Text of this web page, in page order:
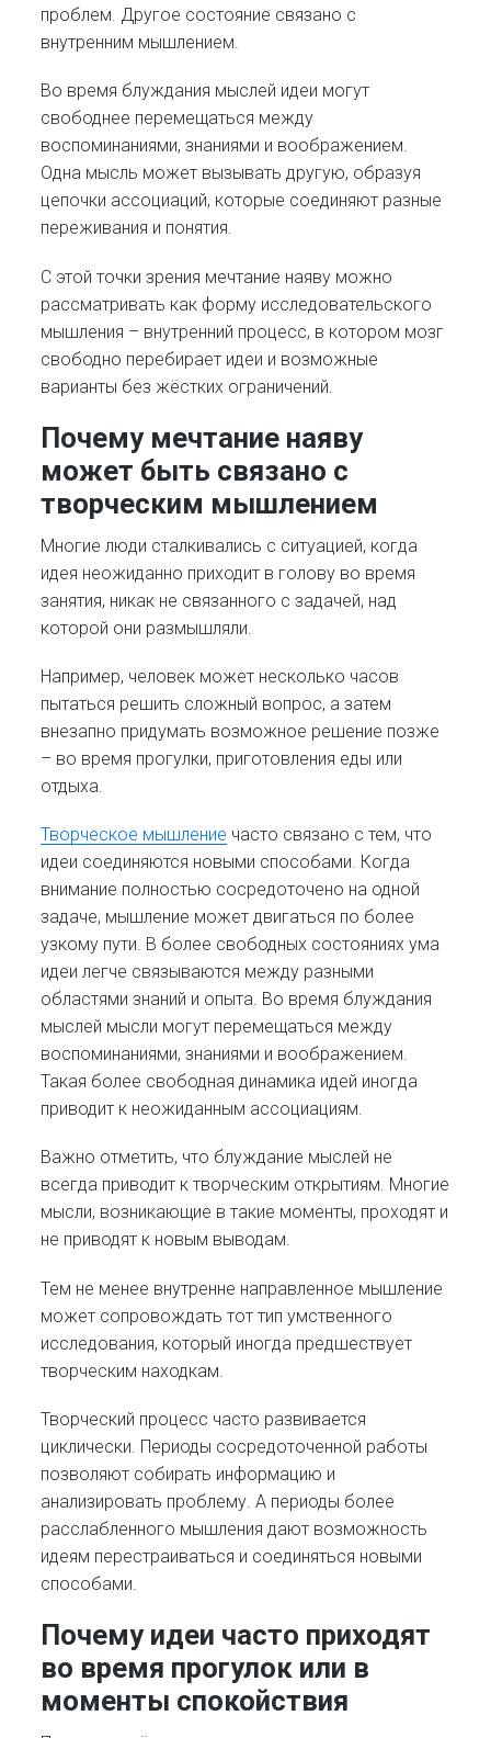
проблем. Другое состояние связано с
внутренним мышлением.
Во время блуждания мыслей идеи могут
свободнее перемещаться между
воспоминаниями, знаниями и воображением.
Одна мысль может вызывать другую, образуя
цепочки ассоциаций, которые соединяют разные
переживания и понятия.
С этой точки зрения мечтание наяву можно
рассматривать как форму исследовательского
мышления – внутренний процесс, в котором мозг
свободно перебирает идеи и возможные
варианты без жёстких ограничений.
Почему мечтание наяву
может быть связано с
творческим мышлением
Многие люди сталкивались с ситуацией, когда
идея неожиданно приходит в голову во время
занятия, никак не связанного с задачей, над
которой они размышляли.
Например, человек может несколько часов
пытаться решить сложный вопрос, а затем
внезапно придумать возможное решение позже
– во время прогулки, приготовления еды или
отдыха.
Творческое мышление часто связано с тем, что
идеи соединяются новыми способами. Когда
внимание полностью сосредоточено на одной
задаче, мышление может двигаться по более
узкому пути. В более свободных состояниях ума
идеи легче связываются между разными
областями знаний и опыта. Во время блуждания
мыслей мысли могут перемещаться между
воспоминаниями, знаниями и воображением.
Такая более свободная динамика идей иногда
приводит к неожиданным ассоциациям.
Важно отметить, что блуждание мыслей не
всегда приводит к творческим открытиям. Многие
мысли, возникающие в такие моменты, проходят и
не приводят к новым выводам.
Тем не менее внутренне направленное мышление
может сопровождать тот тип умственного
исследования, который иногда предшествует
творческим находкам.
Творческий процесс часто развивается
циклически. Периоды сосредоточенной работы
позволяют собирать информацию и
анализировать проблему. А периоды более
расслабленного мышления дают возможность
идеям перестраиваться и соединяться новыми
способами.
Почему идеи часто приходят
во время прогулок или в
моменты спокойствия